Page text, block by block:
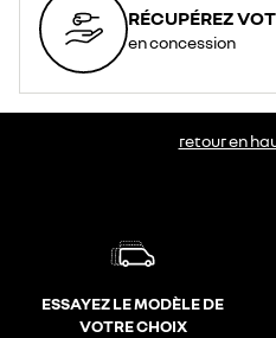
RÉCUPÉREZ
en concession
retour en
ESSAYEZ LE MODÈLE DE
VOTRE CHOIX